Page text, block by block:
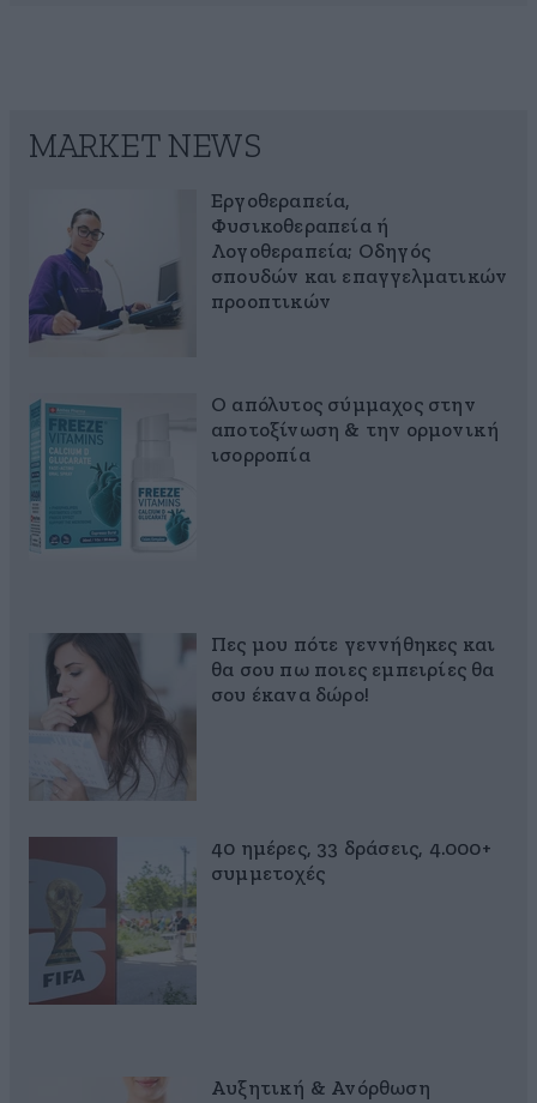
MARKET NEWS
Εργοθεραπεία,
Φυσικοθεραπεία ή
Λογοθεραπεία; Οδηγός
σπουδών και επαγγελματικών
προοπτικών
Ο απόλυτος σύμμαχος στην
αποτοξίνωση & την ορμονική
ισορροπία
Πες μου πότε γεννήθηκες και
θα σου πω ποιες εμπειρίες θα
σου έκανα δώρο!
40 ημέρες, 33 δράσεις, 4.000+
συμμετοχές
Αυξητική & Ανόρθωση